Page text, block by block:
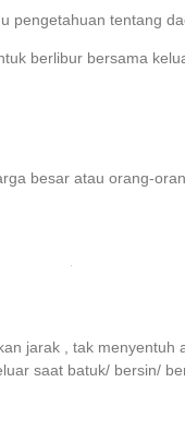
pengetahuan tentang
berlibur bersama
besar atau orang-
jarak , tak
saat batuk/ bersin/